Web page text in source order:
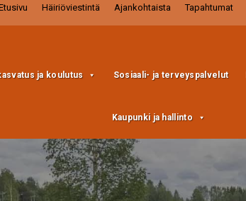
Häiriöviestintä Ajankohtaista Tapahtumat
ja koulutus Sosiaali- ja terveyspalvelut
Kaupunki ja hallinto